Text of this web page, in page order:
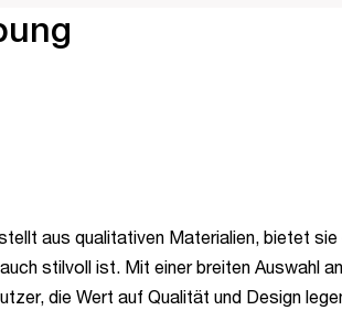
aus qualitativen Materialien, bietet
stilvoll ist. Mit einer breiten Auswahl
die Wert auf Qualität und Design